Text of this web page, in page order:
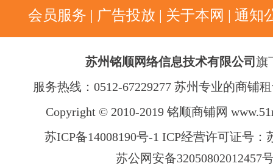
会员服务 广告投放 关于本网 通知
苏州铭顺网络信息技术有限公司 旗
服务热线：0512-67229277 苏州专业的商铺
Copyright © 2010-2019 铭顺商铺网
苏ICP备14008190号-1 ICP经营许可证号：
苏公网安备32050802012457